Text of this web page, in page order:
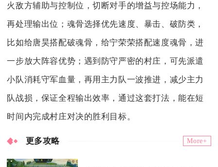
火敌方辅助与控制位，切断对手的增益与控场能力，
再处理输出位；魂骨选择优先速度、暴击、破防类，
比如给唐昊搭配破魂骨，给宁荣荣搭配速度魂骨，进
一步放大阵容优势；遇到防守严密的村庄，可先派遣
小队消耗守军血量，再用主力队一波推进，减少主力
队战损，保证全程输出效率，通过这套打法，能在短
时间内完成村庄对决的胜利目标。
更多攻略 More+